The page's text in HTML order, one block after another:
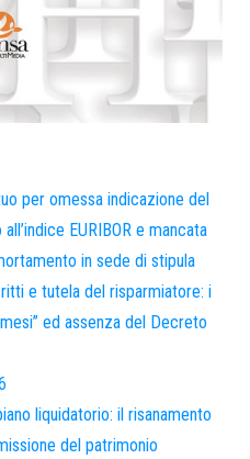
per omessa indicazione del
EURIBOR e mancata
in sede di stipula
e tutela del risparmiatore: i
ed assenza del Decreto
liquidatorio: il risanamento
del patrimonio